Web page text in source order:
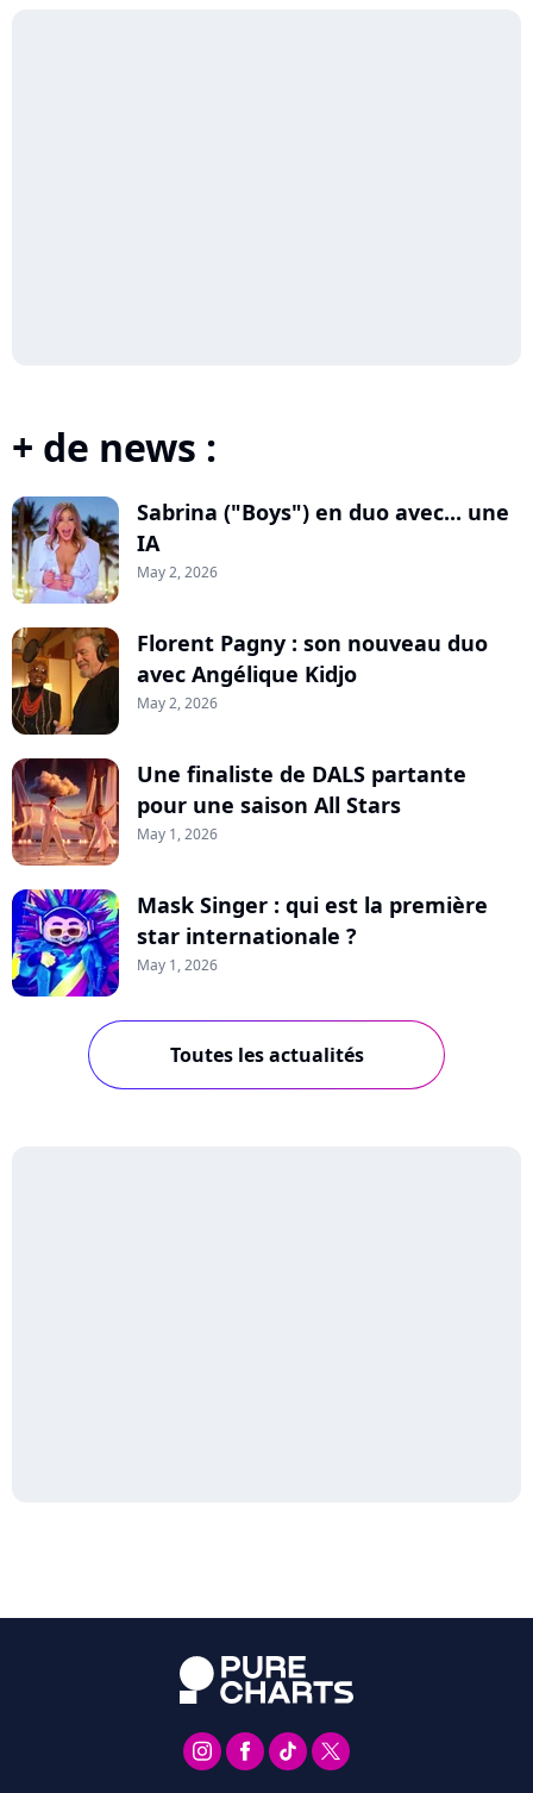
+ de news :
Sabrina ("Boys") en duo avec... une
IA
May 2, 2026
Florent Pagny : son nouveau duo
avec Angélique Kidjo
May 2, 2026
Une finaliste de DALS partante
pour une saison All Stars
May 1, 2026
Mask Singer : qui est la première
star internationale ?
May 1, 2026
Toutes les actualités